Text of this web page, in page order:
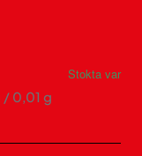
Stokta var
/ 0,01 g